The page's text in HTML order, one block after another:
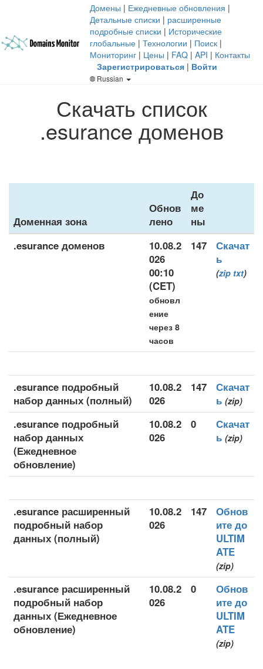
Домены | Ежедневные обновления |
Детальные списки | расширенные
подробные списки | Исторические
глобальные | Технологии | Поиск |
Мониторинг | Цены | FAQ | API | Контакты
Зарегистрироваться | Войти
Russian
Скачать список
.esurance доменов
Доменная зона
Обнов
лено
До
ме
ны
.esurance доменов
10.08.2
026
00:10
(CET)
обновл
ение
через 8
часов
147
Скачат
ь
(zip txt)
.esurance подробный
набор данных (полный)
10.08.2
026
147
Скачат
ь (zip)
.esurance подробный
набор данных
(Ежедневное
обновление)
10.08.2
026
0
Скачат
ь (zip)
.esurance расширенный
подробный набор
данных (полный)
10.08.2
026
147
Обнов
ите до
ULTIM
ATE
(zip)
.esurance расширенный
подробный набор
данных (Ежедневное
обновление)
10.08.2
026
0
Обнов
ите до
ULTIM
ATE
(zip)